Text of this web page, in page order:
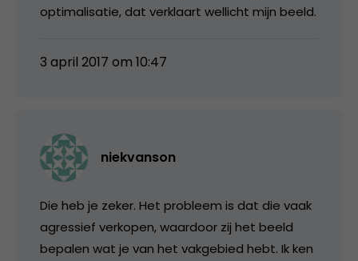
optimalisatie, dat verklaart wellicht mijn beeld.
3 april 2017 om 10:47
niekvanson
Die heb je zeker. Het probleem is dat die vaak
agressief verkopen, waardoor zij het beeld
bepalen wat je van het vakgebied hebt. Ik ken